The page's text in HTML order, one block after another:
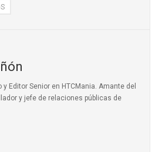
y Editor Senior en HTCMania. Amante del
y jefe de relaciones públicas de